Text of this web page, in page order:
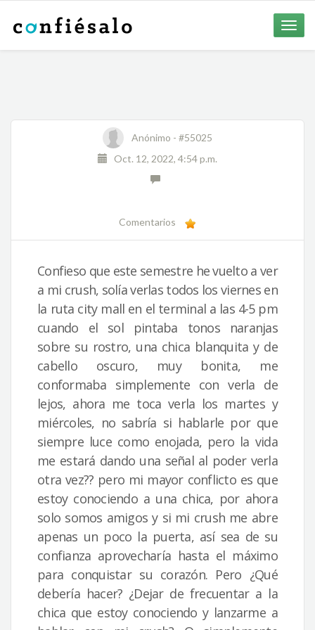
Toggle
Anónimo - #55025
Oct. 12, 2022, 4:54 p.m.
Comentarios
Confieso que este semestre he vuelto a ver
a mi crush, solía verlas todos los viernes en
la ruta city mall en el terminal a las 4-5 pm
cuando el sol pintaba tonos naranjas
sobre su rostro, una chica blanquita y de
cabello oscuro, muy bonita, me
conformaba simplemente con verla de
lejos, ahora me toca verla los martes y
miércoles, no sabría si hablarle por que
siempre luce como enojada, pero la vida
me estará dando una señal al poder verla
otra vez?? pero mi mayor conflicto es que
estoy conociendo a una chica, por ahora
solo somos amigos y si mi crush me abre
apenas un poco la puerta, así sea de su
confianza aprovecharía hasta el máximo
para conquistar su corazón. Pero ¿Qué
debería hacer? ¿Dejar de frecuentar a la
chica que estoy conociendo y lanzarme a